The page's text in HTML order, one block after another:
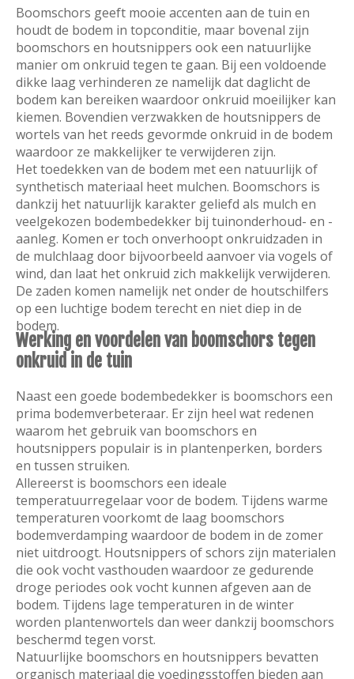
Boomschors geeft mooie accenten aan de tuin en
houdt de bodem in topconditie, maar bovenal zijn
boomschors en houtsnippers ook een natuurlijke
manier om onkruid tegen te gaan. Bij een voldoende
dikke laag verhinderen ze namelijk dat daglicht de
bodem kan bereiken waardoor onkruid moeilijker kan
kiemen. Bovendien verzwakken de houtsnippers de
wortels van het reeds gevormde onkruid in de bodem
waardoor ze makkelijker te verwijderen zijn.
Het toedekken van de bodem met een natuurlijk of
synthetisch materiaal heet mulchen. Boomschors is
dankzij het natuurlijk karakter geliefd als mulch en
veelgekozen bodembedekker bij tuinonderhoud- en -
aanleg. Komen er toch onverhoopt onkruidzaden in
de mulchlaag door bijvoorbeeld aanvoer via vogels of
wind, dan laat het onkruid zich makkelijk verwijderen.
De zaden komen namelijk net onder de houtschilfers
op een luchtige bodem terecht en niet diep in de
bodem.
Werking en voordelen van boomschors tegen
onkruid in de tuin
Naast een goede bodembedekker is boomschors een
prima bodemverbeteraar. Er zijn heel wat redenen
waarom het gebruik van boomschors en
houtsnippers populair is in plantenperken, borders
en tussen struiken.
Allereerst is boomschors een ideale
temperatuurregelaar voor de bodem. Tijdens warme
temperaturen voorkomt de laag boomschors
bodemverdamping waardoor de bodem in de zomer
niet uitdroogt. Houtsnippers of schors zijn materialen
die ook vocht vasthouden waardoor ze gedurende
droge periodes ook vocht kunnen afgeven aan de
bodem. Tijdens lage temperaturen in de winter
worden plantenwortels dan weer dankzij boomschors
beschermd tegen vorst.
Natuurlijke boomschors en houtsnippers bevatten
organisch materiaal die voedingsstoffen bieden aan